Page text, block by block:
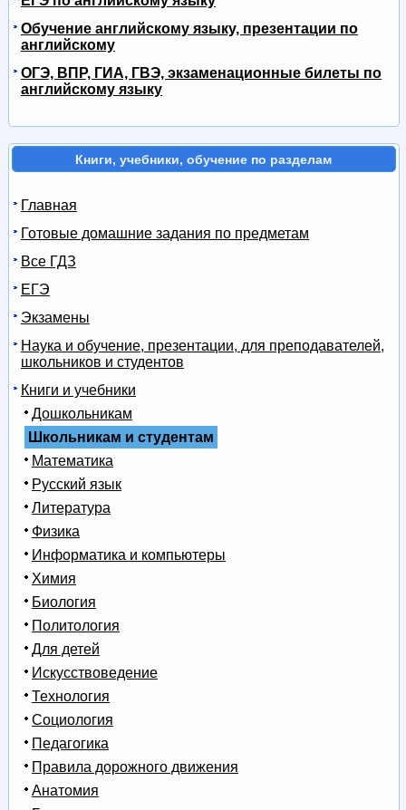
Обучение английскому языку, презентации по
английскому
ОГЭ, ВПР, ГИА, ГВЭ, экзаменационные билеты по
английскому языку
Книги, учебники, обучение по разделам
Главная
Готовые домашние задания по предметам
Все ГДЗ
ЕГЭ
Экзамены
Наука и обучение, презентации, для преподавателей,
школьников и студентов
Книги и учебники
Дошкольникам
Школьникам и студентам
Математика
Русский язык
Литература
Физика
Информатика и компьютеры
Химия
Биология
Политология
Для детей
Искусствоведение
Технология
Социология
Педагогика
Правила дорожного движения
Анатомия